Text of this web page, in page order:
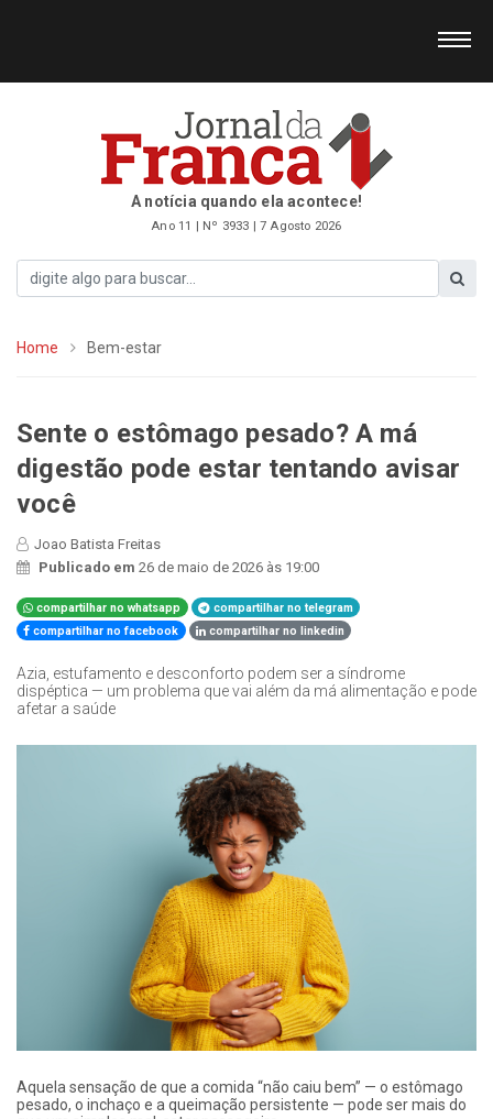
A notícia quando ela acontece!
Ano 11 | Nº 3933 | 7 Agosto 2026
Home Bem-estar
Sente o estômago pesado? A má
digestão pode estar tentando avisar
você
Joao Batista Freitas
Publicado em 26 de maio de 2026 às 19:00
compartilhar no whatsapp
compartilhar no telegram
compartilhar no facebook
compartilhar no linkedin
Azia, estufamento e desconforto podem ser a síndrome
dispéptica — um problema que vai além da má alimentação e pode
afetar a saúde
Aquela sensação de que a comida “não caiu bem” — o estômago
pesado, o inchaço e a queimação persistente — pode ser mais do